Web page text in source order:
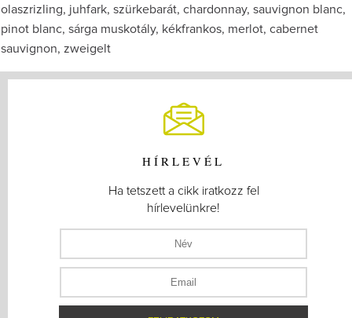
olaszrizling, juhfark, szürkebarát, chardonnay, sauvignon blanc,
pinot blanc, sárga muskotály, kékfrankos, merlot, cabernet
sauvignon, zweigelt
HÍRLEVÉL
Ha tetszett a cikk iratkozz fel
hírlevelünkre!